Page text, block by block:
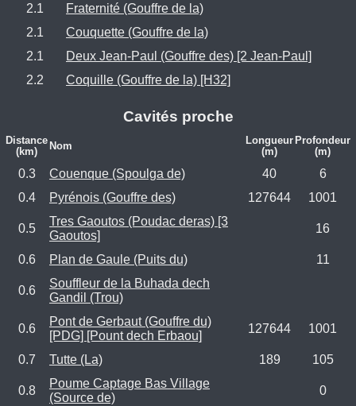
2.1
Fraternité (Gouffre de la)
2.1
Couquette (Gouffre de la)
2.1
Deux Jean-Paul (Gouffre des) [2 Jean-Paul]
2.2
Coquille (Gouffre de la) [H32]
Cavités proche
Distance
(km)
Nom
Longueur
(m)
Profondeur
(m)
0.3 Couenque (Spoulga de) 40
6
0.4
Pyrénois (Gouffre des) 127644 1001
0.5
Tres Gaoutos (Poudac deras) [3
Gaoutos]
16
0.6 Plan de Gaule (Puits du) 11
0.6
Souffleur de la Buhada dech
Gandil (Trou)
0.6
Pont de Gerbaut (Gouffre du)
[PDG] [Pount dech Erbaou]
127644 1001
0.7 Tutte (La) 189 105
0.8
Poume Captage Bas Village
(Source de)
0